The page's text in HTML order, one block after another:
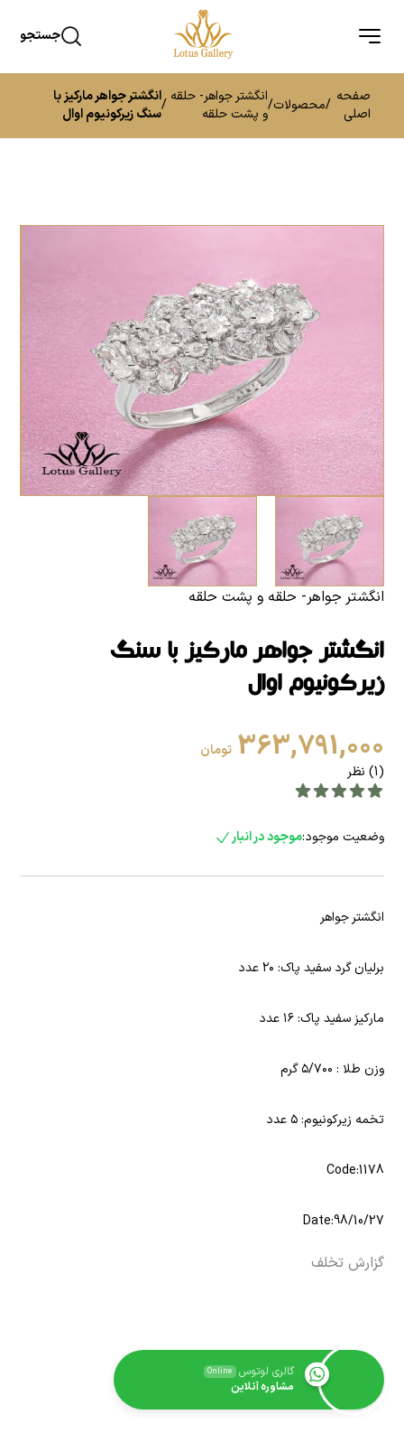
جستجو
صفحه
اصلی
/محصولات/انگشتر جواهر- حلقه
و پشت حلقه
/انگشتر جواهر مارکیز با
سنگ زیرکونیوم اوال
انگشتر جواهر- حلقه و پشت حلقه
انگشتر جواهر مارکیز با سنگ
زیرکونیوم اوال
363,791,000 تومان
(1) نظر
وضعیت موجود:موجود در انبار
انگشتر جواهر
برلیان گرد سفید پاک: ۲۰ عدد
مارکیز سفید پاک: ۱۶ عدد
وزن طلا : ۵/۷۰۰ گرم
تخمه زیرکونیوم: ۵ عدد
Code:1178
Date:98/10/27
گزارش تخلف
گالری لوتوس Online
مشاوره آنلاین